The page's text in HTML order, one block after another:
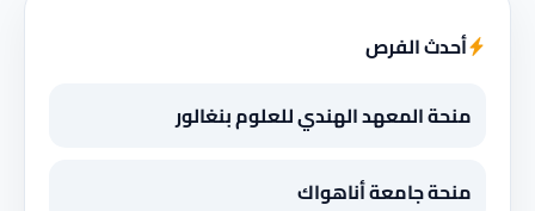
أحدث الفرص
منحة المعهد الهندي للعلوم بنغالور
منحة جامعة أناهواك